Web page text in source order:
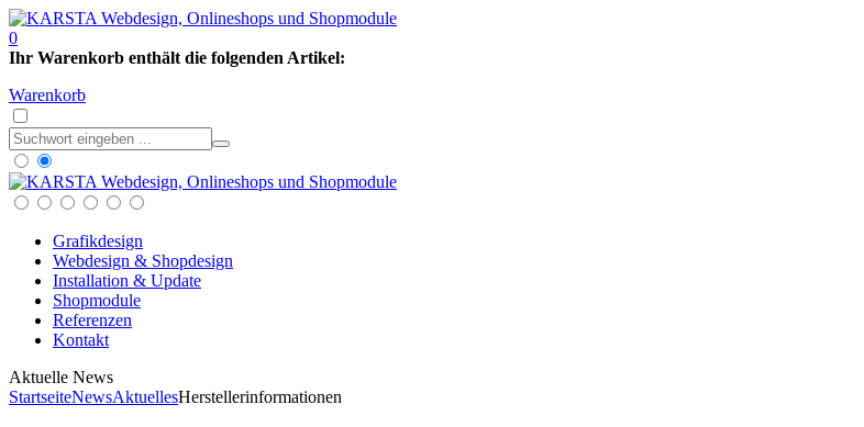
0
Ihr Warenkorb enthält die folgenden Artikel:
Warenkorb
Grafikdesign
Webdesign & Shopdesign
Installation & Update
Shopmodule
Referenzen
Kontakt
Aktuelle News
StartseiteNewsAktuellesHerstellerinformationen